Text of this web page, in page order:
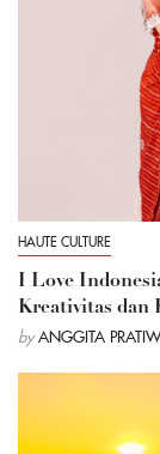
HAUTE CULTURE
I Love
Kreativitas dan
by ANGGITA